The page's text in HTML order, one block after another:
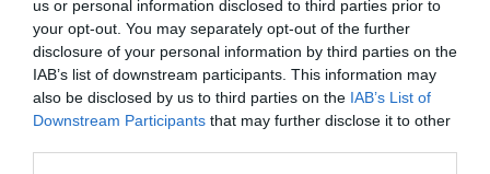
us or personal information disclosed to third parties prior to
your opt-out. You may separately opt-out of the further
disclosure of your personal information by third parties on the
IAB’s list of downstream participants. This information may
also be disclosed by us to third parties on the IAB’s List of
Downstream Participants that may further disclose it to other
Σχετικά Άρθρα